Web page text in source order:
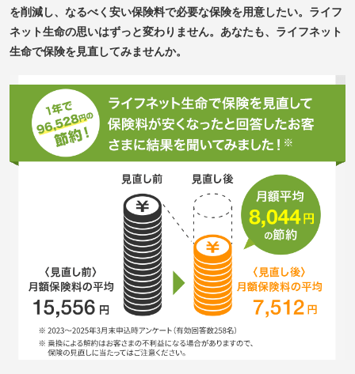
を削減し、なるべく安い保険料で必要な保険を用意したい。ライフ
ネット生命の思いはずっと変わりません。あなたも、ライフネット
生命で保険を見直してみませんか。